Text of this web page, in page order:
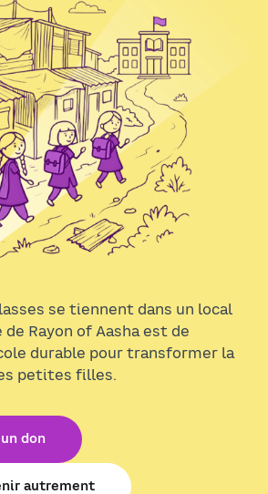
se tiennent dans un local
de Rayon of Aasha est de
durable pour transformer la
petites filles.
don
autrement